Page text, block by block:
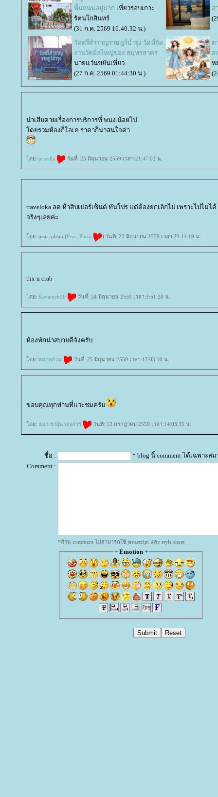
พื้นถนนอยู่มาก เที่ยวรอบเกาะ
รัตนโกสินทร์
(31 ก.ค. 2569 16:40:32 น.)
ส
วัดศรีสำราญราษฎร์บำรุง วัดที่จัด
งานวัดยิ่งใหญ่ของ สมุทรสาคร
นายแว่นขยันเที่ยว
(27 ก.ค. 2569 01:44:30 น.)
ต
ส
ห
น่าเสียดายเรื่องการบริการที่ พนง.น้อยไป
ดยรวมห้องก็โอเค ราคาก็น่าสนใจค่า
ดย: prizella วันที่: 23 มิถุนายน 2559 เวลา:21:47:02 น.
traveloka ลด ห้าสิบเปอร์เซ็นต์ ทันโปร แต่ต้องยกเลิกไป เพราะไปไม่ไ
จริงๆเลยค่ะ
ดย: pear_plean (Pear_Plean ) วันที่: 23 มิถุนายน 2559 เวลา:22:11:19 น.
thx u crab
ดย: Kavanich96 วันที่: 24 มิถุนายน 2559 เวลา:3:51:20 น.
ห้องพักน่าสบายดีจังครับ
ดย: ทนายอ้วน วันที่: 25 มิถุนายน 2559 เวลา:17:03:10 น.
ขอบคุณทุกท่านที่แวะชมครับ
ดย: มวเซาผู้น่าสงสาร วันที่: 12 กรกฎาคม 2559 เวลา:14:03:35 น.
ชื่อ :
* blog นี้ comment ได้เฉพาะส
Comment :
*ส่วน comment ไม่สามารถใช้ javascript และ style sheet
+ Emotion+